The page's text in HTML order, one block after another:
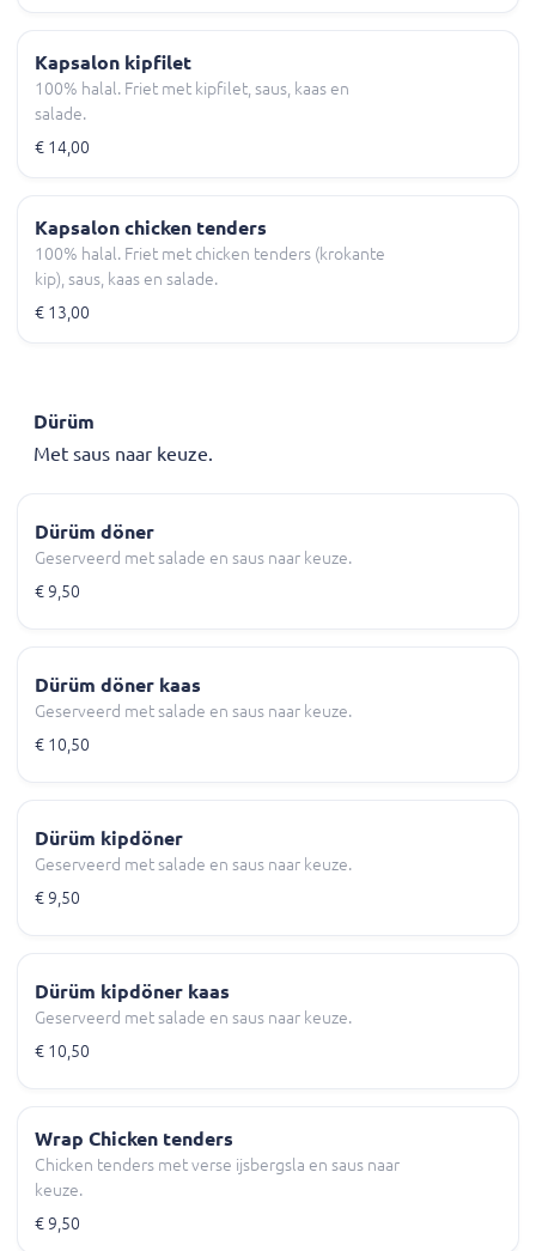
Kapsalon kipfilet
100% halal. Friet met kipfilet, saus, kaas en
salade.
€ 14,00
Kapsalon chicken tenders
100% halal. Friet met chicken tenders (krokante
kip), saus, kaas en salade.
€ 13,00
Dürüm
Met saus naar keuze.
Dürüm döner
Geserveerd met salade en saus naar keuze.
€ 9,50
Dürüm döner kaas
Geserveerd met salade en saus naar keuze.
€ 10,50
Dürüm kipdöner
Geserveerd met salade en saus naar keuze.
€ 9,50
Dürüm kipdöner kaas
Geserveerd met salade en saus naar keuze.
€ 10,50
Wrap Chicken tenders
Chicken tenders met verse ijsbergsla en saus naar
keuze.
€ 9,50